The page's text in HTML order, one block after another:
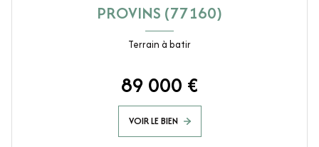
PROVINS (77160)
Terrain à batir
89 000 €
VOIR LE BIEN